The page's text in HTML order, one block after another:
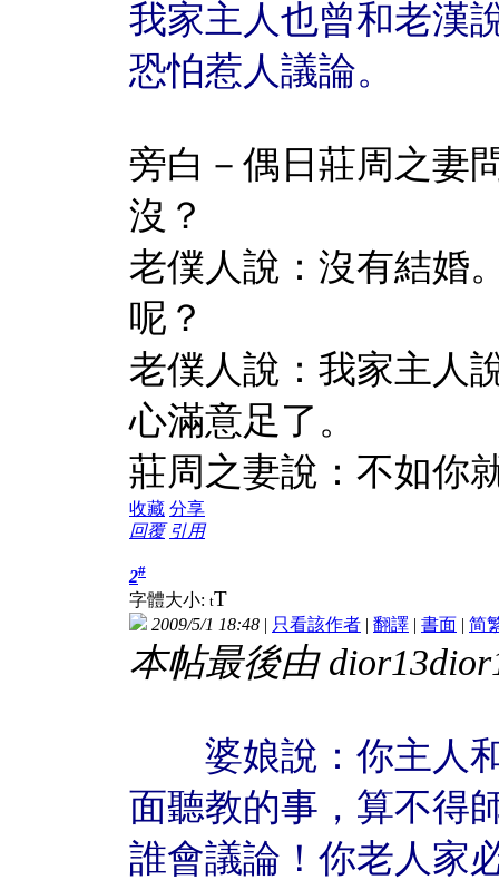
我家主人也曾和老漢
恐怕惹人議論。
旁白－偶日莊周之妻
沒？
老僕人說：沒有結婚
呢？
老僕人說：我家主人
心滿意足了。
莊周之妻說：不如你
收藏 分享
回覆 引用
2#
字體大小: tT
2009/5/1 18:48 | 只看該作者 | 翻譯 | 書面 | 简
本帖最後由
婆娘說：你主人和
面聽教的事，算不得
誰會議論！你老人家